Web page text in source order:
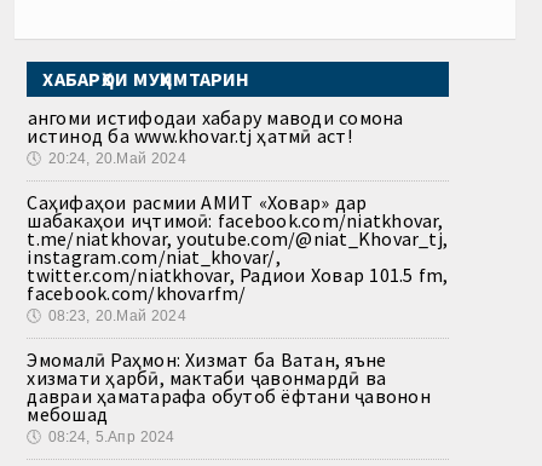
ХАБАРҲОИ МУҲИМТАРИН
Ҳангоми истифодаи хабару маводи сомона
истинод ба www.khovar.tj ҳатмӣ аст!
🕔 20:24, 20.Май 2024
Саҳифаҳои расмии АМИТ «Ховар» дар
шабакаҳои иҷтимоӣ: facebook.com/niatkhovar,
t.me/niatkhovar, youtube.com/@niat_Khovar_tj,
instagram.com/niat_khovar/,
twitter.com/niatkhovar, Радиои Ховар 101.5 fm,
facebook.com/khovarfm/
🕔 08:23, 20.Май 2024
Эмомалӣ Раҳмон: Хизмат ба Ватан, яъне
хизмати ҳарбӣ, мактаби ҷавонмардӣ ва
давраи ҳаматарафа обутоб ёфтани ҷавонон
мебошад
🕔 08:24, 5.Апр 2024